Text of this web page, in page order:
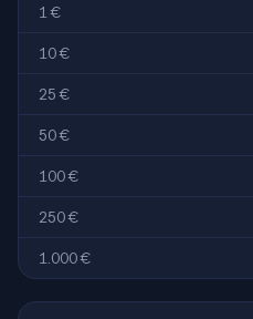
1 €
10 €
25 €
50 €
100 €
250 €
1.000 €